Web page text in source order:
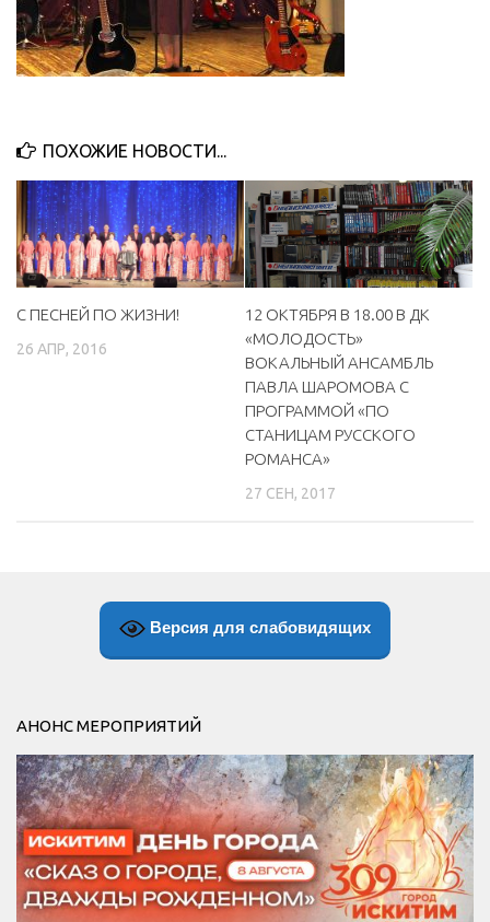
ПОХОЖИЕ НОВОСТИ...
С ПЕСНЕЙ ПО ЖИЗНИ!
26 АПР, 2016
12 ОКТЯБРЯ В 18.00 В ДК
«МОЛОДОСТЬ»
ВОКАЛЬНЫЙ АНСАМБЛЬ
ПАВЛА ШАРОМОВА С
ПРОГРАММОЙ «ПО
СТАНИЦАМ РУССКОГО
РОМАНСА»
27 СЕН, 2017
Версия для слабовидящих
АНОНС МЕРОПРИЯТИЙ